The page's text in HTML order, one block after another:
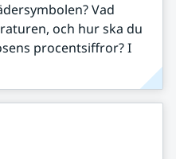
Vad
och hur ska du
procentsiffror? I